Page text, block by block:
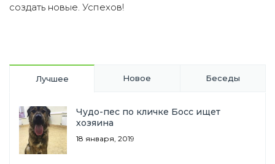
создать новые. Успехов!
Лучшее Новое Беседы
Чудо-пес по кличке Босс ищет
хозяина
18 января, 2019